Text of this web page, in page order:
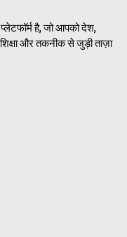
प्लेटफॉर्म है, जो आपको देश,
और तकनीक से जुड़ी ताज़ा